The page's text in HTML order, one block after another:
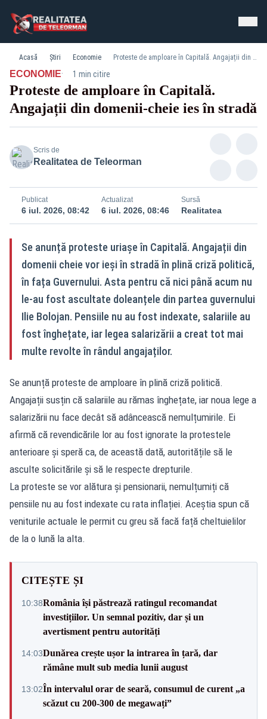
Acasă Știri Economie Proteste de amploare în Capitală. Angajații din domenii-cheie ies în stradă
ECONOMIE· 1 min citire
Proteste de amploare în Capitală.
Angajații din domenii-cheie ies în stradă
Scris de
Realitatea de Teleorman
Publicat
6 iul. 2026, 08:42
Actualizat
6 iul. 2026, 08:46
Sursă
Realitatea
Se anunță proteste uriașe în Capitală. Angajații din
domenii cheie vor ieși în stradă în plină criză politică,
în fața Guvernului. Asta pentru că nici până acum nu
le-au fost ascultate doleanțele din partea guvernului
Ilie Bolojan. Pensiile nu au fost indexate, salariile au
fost înghețate, iar legea salarizării a creat tot mai
multe revolte în rândul angajaților.
Se anunță proteste de amploare în plină criză politică.
Angajații susțin că salariile au rămas înghețate, iar noua lege a
salarizării nu face decât să adâncească nemulțumirile. Ei
afirmă că revendicările lor au fost ignorate la protestele
anterioare și speră ca, de această dată, autoritățile să le
asculte solicitările și să le respecte drepturile.
La proteste se vor alătura și pensionarii, nemulțumiți că
pensiile nu au fost indexate cu rata inflației. Aceștia spun că
veniturile actuale le permit cu greu să facă față cheltuielilor
de la o lună la alta.
CITEȘTE ȘI
10:38România își păstrează ratingul recomandat
investițiilor. Un semnal pozitiv, dar și un
avertisment pentru autorități
14:03Dunărea crește ușor la intrarea în țară, dar
rămâne mult sub media lunii august
13:02În intervalul orar de seară, consumul de curent „a
scăzut cu 200-300 de megawați”